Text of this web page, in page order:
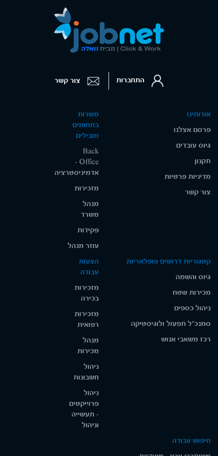
אודותינו
פרסם אצלנו
גיוס עובדים
תקנון
מדיניות פרטיות
צור קשר
משרות
בתחומים
מובילים
Back
Office -
אדמיניסטרציה
מזכירות
מנהל
משרד
פקידות
עוזר מנהל
קטגוריות דרושים פופלאריות
גיוס והשמה
מכירות שטח
ניהול כספים
סמנכ"ל תפעול ולוגיסטיקה
רכז משאבי אנוש
הצעות
עבודה
מזכירות
בכירה
מזכירות
רפואית
מנהל
מכירות
ניהול
חשבונות
ניהול
פרוייקטים
- תעשייה
וניהול
חיפוש עבודה